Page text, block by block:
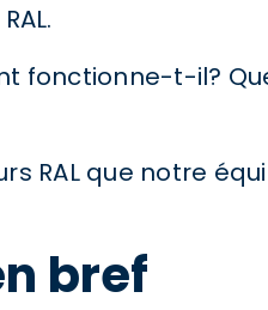
fonctionne-t-il?
RAL que notre
bref